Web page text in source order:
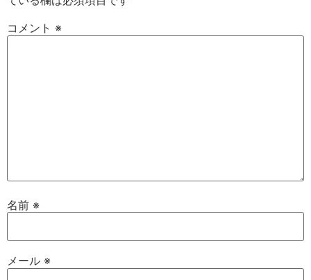
コメント ※
名前 ※
メール ※